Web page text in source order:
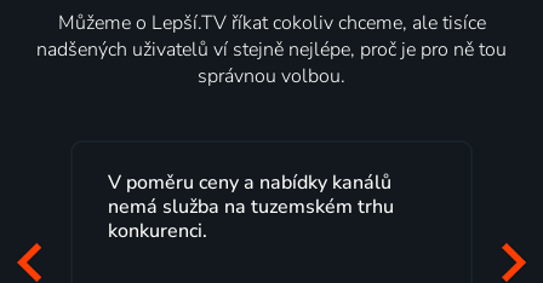
Můžeme o Lepší.TV říkat cokoliv chceme, ale tisíce
nadšených uživatelů ví stejně nejlépe, proč je pro ně tou
správnou volbou.
Lepší.TV sleduji už několik let s
maximální spokojeností. Velký výběr
programů a nemuset běžet k TV na
začátek programu, to je přesně to, co